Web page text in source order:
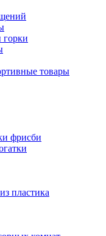
горки
товары
фрисби
пластика